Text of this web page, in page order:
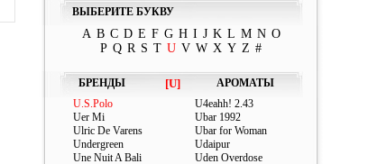
ВЫБЕРИТЕ БУКВУ
A B C D E F G H I J K L M N O
P Q R S T U V W X Y Z #
БРЕНДЫ [U]
АРОМАТЫ
U.S.Polo
Uer Mi
Ulric De Varens
Undergreen
Une Nuit A Bali
U4eahh! 2.43
Ubar 1992
Ubar for Woman
Udaipur
Uden Overdose